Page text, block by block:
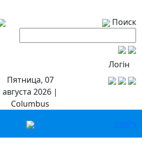
Поиск
Логін
Пятница, 07
августа 2026 |
Columbus
УкрРу